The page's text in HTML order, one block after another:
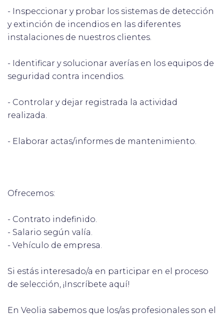
- Inspeccionar y probar los sistemas de detección
y extinción de incendios en las diferentes
instalaciones de nuestros clientes.
- Identificar y solucionar averías en los equipos de
seguridad contra incendios.
- Controlar y dejar registrada la actividad
realizada.
- Elaborar actas/informes de mantenimiento.
Ofrecemos:
- Contrato indefinido.
- Salario según valía.
- Vehículo de empresa.
Si estás interesado/a en participar en el proceso
de selección, ¡Inscríbete aquí!
En Veolia sabemos que los/as profesionales son el